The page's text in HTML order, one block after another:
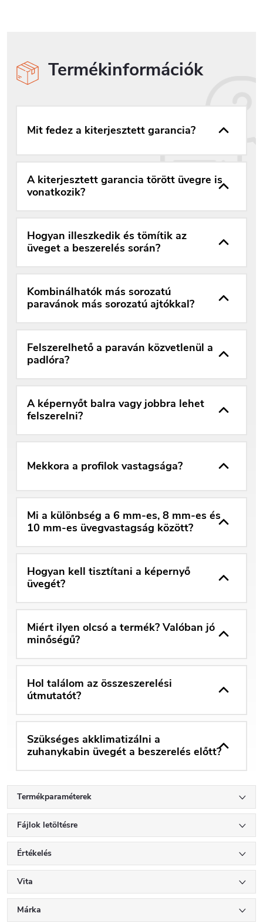
Termékinformációk
Mit fedez a kiterjesztett garancia?
A kiterjesztett garancia törött üvegre is
vonatkozik?
Hogyan illeszkedik és tömítik az
üveget a beszerelés során?
Kombinálhatók más sorozatú
paravánok más sorozatú ajtókkal?
Felszerelhető a paraván közvetlenül a
padlóra?
A képernyőt balra vagy jobbra lehet
felszerelni?
Mekkora a profilok vastagsága?
Mi a különbség a 6 mm-es, 8 mm-es és
10 mm-es üvegvastagság között?
Hogyan kell tisztítani a képernyő
üvegét?
Miért ilyen olcsó a termék? Valóban jó
minőségű?
Hol találom az összeszerelési
útmutatót?
Szükséges akklimatizálni a
zuhanykabin üvegét a beszerelés előtt?
Termékparaméterek
Fájlok letöltésre
Értékelés
Vita
Márka